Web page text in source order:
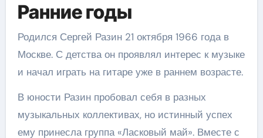
Ранние годы
Родился Сергей Разин 21 октября 1966 года в
Москве. С детства он проявлял интерес к музыке
и начал играть на гитаре уже в раннем возрасте.
В юности Разин пробовал себя в разных
музыкальных коллективах, но истинный успех
ему принесла группа «Ласковый май». Вместе с